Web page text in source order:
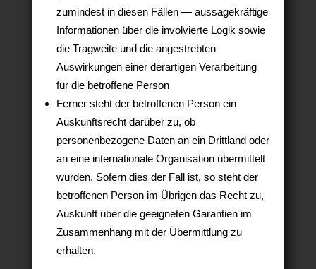
zumindest in diesen Fällen — aussagekräftige
Informationen über die involvierte Logik sowie
die Tragweite und die angestrebten
Auswirkungen einer derartigen Verarbeitung
für die betroffene Person
Ferner steht der betroffenen Person ein
Auskunftsrecht darüber zu, ob
personenbezogene Daten an ein Drittland oder
an eine internationale Organisation übermittelt
wurden. Sofern dies der Fall ist, so steht der
betroffenen Person im Übrigen das Recht zu,
Auskunft über die geeigneten Garantien im
Zusammenhang mit der Übermittlung zu
erhalten.